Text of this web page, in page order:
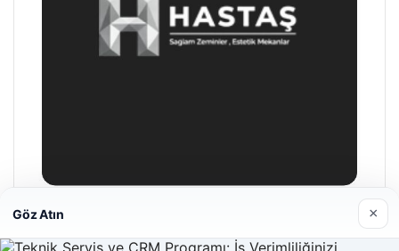
Hastaş Beton
26/05/2026
Göz Atın ×